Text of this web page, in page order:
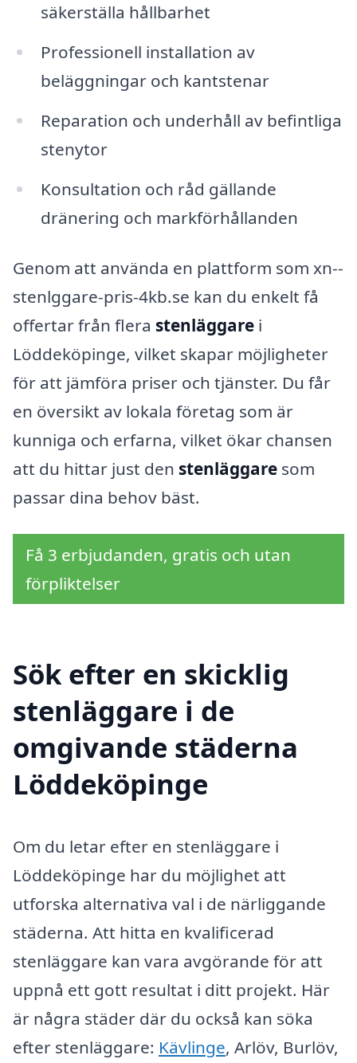
säkerställa hållbarhet
Professionell installation av
beläggningar och kantstenar
Reparation och underhåll av befintliga
stenytor
Konsultation och råd gällande
dränering och markförhållanden
Genom att använda en plattform som xn--
stenlggare-pris-4kb.se kan du enkelt få
offertar från flera stenläggare i
Löddeköpinge, vilket skapar möjligheter
för att jämföra priser och tjänster. Du får
en översikt av lokala företag som är
kunniga och erfarna, vilket ökar chansen
att du hittar just den stenläggare som
passar dina behov bäst.
Få 3 erbjudanden, gratis och utan
förpliktelser
Sök efter en skicklig
stenläggare i de
omgivande städerna
Löddeköpinge
Om du letar efter en stenläggare i
Löddeköpinge har du möjlighet att
utforska alternativa val i de närliggande
städerna. Att hitta en kvalificerad
stenläggare kan vara avgörande för att
uppnå ett gott resultat i ditt projekt. Här
är några städer där du också kan söka
efter stenläggare: Kävlinge, Arlöv, Burlöv,